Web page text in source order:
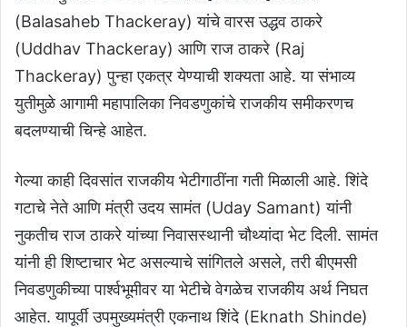
(Balasaheb Thackeray) यांचे वारस उद्धव ठाकरे
(Uddhav Thackeray) आणि राज ठाकरे (Raj
Thackeray) पुन्हा एकत्र येण्याची शक्यता आहे. या संभाव्य
युतीमुळे आगामी महापालिका निवडणुकांचे राजकीय समीकरणच
बदलण्याची चिन्हे आहेत.
गेल्या काही दिवसांत राजकीय भेटीगाठींना गती मिळाली आहे. शिंदे
गटाचे नेते आणि मंत्री उदय सामंत (Uday Samant) यांनी
नुकतीच राज ठाकरे यांच्या निवासस्थानी चौथ्यांदा भेट दिली. सामंत
यांनी ही शिष्टाचार भेट असल्याचे सांगितले असले, तरी बीएमसी
निवडणुकीच्या पार्श्वभूमीवर या भेटीचे वेगळेच राजकीय अर्थ निघत
आहेत. यापूर्वी उपमुख्यमंत्री एकनाथ शिंदे (Eknath Shinde)